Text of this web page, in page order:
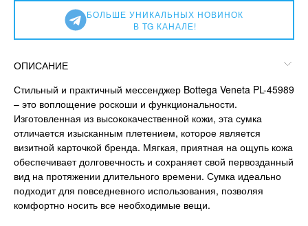
БОЛЬШЕ УНИКАЛЬНЫХ НОВИНОК
В TG КАНАЛЕ!
ОПИСАНИЕ
Стильный и практичный мессенджер Bottega Veneta PL-45989
– это воплощение роскоши и функциональности.
Изготовленная из высококачественной кожи, эта сумка
отличается изысканным плетением, которое является
визитной карточкой бренда. Мягкая, приятная на ощупь кожа
обеспечивает долговечность и сохраняет свой первозданный
вид на протяжении длительного времени. Сумка идеально
подходит для повседневного использования, позволяя
комфортно носить все необходимые вещи.